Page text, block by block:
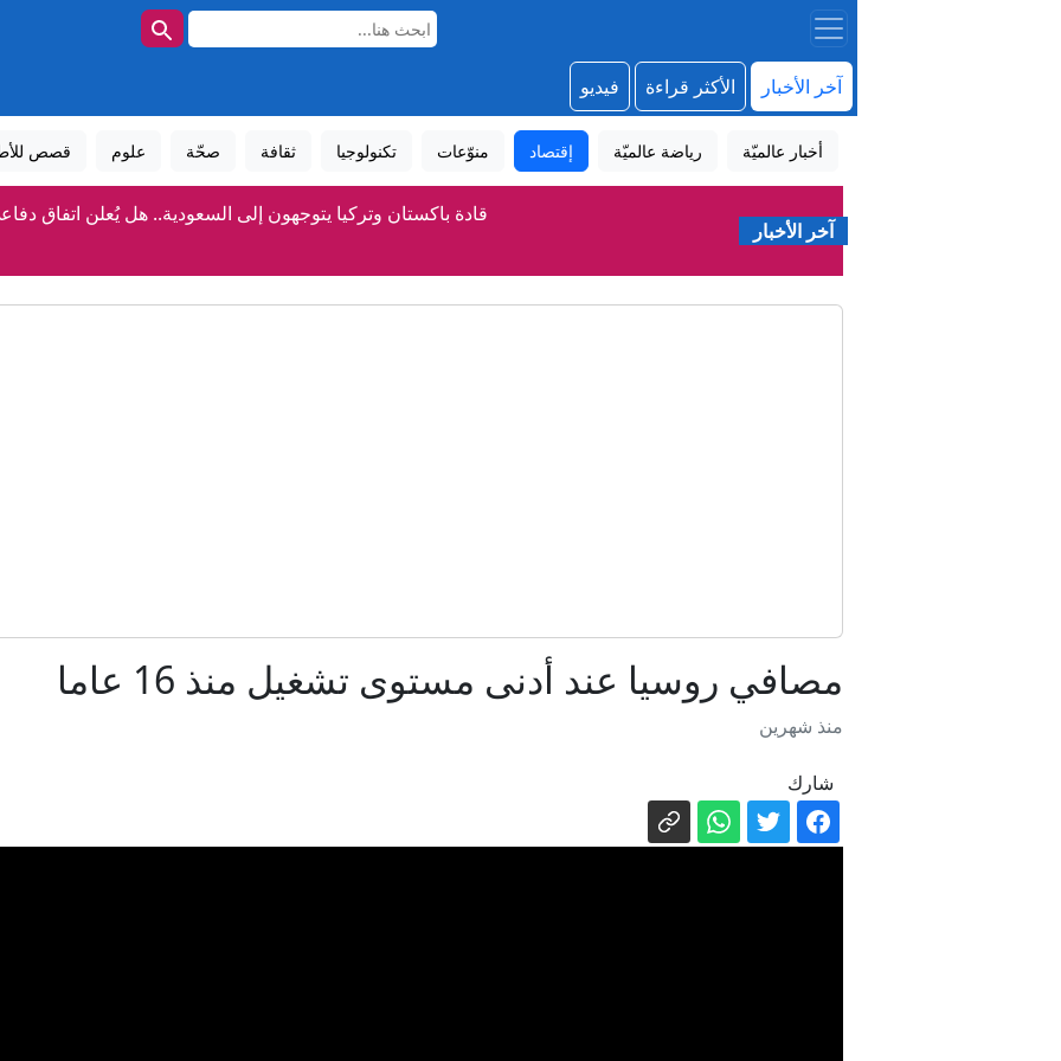
آخر الأخبار الأكثر قراءة فيديو
أخبار عالميّة رياضة عالميّة إقتصاد منوّعات تكنولوجيا ثقافة صحّة علوم قصص
آخر الأخبار
قادة باكستان وتركيا يتوجهون إلى السعودية.. هل يُعلن اتفاق
ماذا نعلم عن السعودي عبدالله الشهري بعد تعيينه قائدا
إعلام يمني: انفجارات في مأرب بعد قصف الحوثيين مواقع
لا اختراق في روما.. إسرائيل ترفض انسحابا جديدا من جنوب
بوتين يبحث مع محمد بن زايد آل نهيان هاتفيا الوضع في منطقة
مصافي روسيا عند أدنى مستوى تشغيل منذ 16 عاما
منذ شهرين
شارك